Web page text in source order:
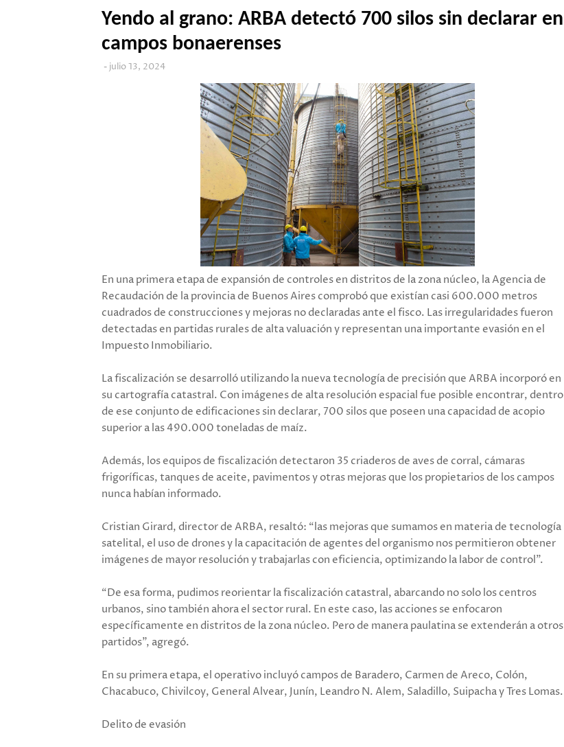
Yendo al grano: ARBA detectó 700 silos sin declarar en
campos bonaerenses
julio 13, 2024
En una primera etapa de expansión de controles en distritos de la zona núcleo, la Agencia de
Recaudación de la provincia de Buenos Aires comprobó que existían casi 600.000 metros
cuadrados de construcciones y mejoras no declaradas ante el fisco. Las irregularidades fueron
detectadas en partidas rurales de alta valuación y representan una importante evasión en el
Impuesto Inmobiliario.
La fiscalización se desarrolló utilizando la nueva tecnología de precisión que ARBA incorporó en
su cartografía catastral. Con imágenes de alta resolución espacial fue posible encontrar, dentro
de ese conjunto de edificaciones sin declarar, 700 silos que poseen una capacidad de acopio
superior a las 490.000 toneladas de maíz.
Además, los equipos de fiscalización detectaron 35 criaderos de aves de corral, cámaras
frigoríficas, tanques de aceite, pavimentos y otras mejoras que los propietarios de los campos
nunca habían informado.
Cristian Girard, director de ARBA, resaltó: “las mejoras que sumamos en materia de tecnología
satelital, el uso de drones y la capacitación de agentes del organismo nos permitieron obtener
imágenes de mayor resolución y trabajarlas con eficiencia, optimizando la labor de control”.
“De esa forma, pudimos reorientar la fiscalización catastral, abarcando no solo los centros
urbanos, sino también ahora el sector rural. En este caso, las acciones se enfocaron
específicamente en distritos de la zona núcleo. Pero de manera paulatina se extenderán a otros
partidos”, agregó.
En su primera etapa, el operativo incluyó campos de Baradero, Carmen de Areco, Colón,
Chacabuco, Chivilcoy, General Alvear, Junín, Leandro N. Alem, Saladillo, Suipacha y Tres Lomas.
Delito de evasión